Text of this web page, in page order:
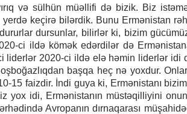
və sülhün müəllifi də bizik. Biz
keçirə bilərdik. Bunu Ermənistan
dursunlar, bilirlər ki, bizim
ci ildə kömək edərdilər də
liderlər 2020-ci ildə elə həmin liderlər idi
başqa heç nə yoxdur.
15 faizdir. İndi guya ki, Ermənistanı
yox idi, Ermənistanın müstəqilliyini
Avropanın dırnaqarası